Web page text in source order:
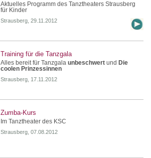
Aktuelles Programm des Tanztheaters Strausberg
für Kinder
Strausberg, 29.11.2012
Training für die Tanzgala
Alles bereit für Tanzgala unbeschwert und Die
coolen Prinzessinnen
Strausberg, 17.11.2012
Zumba-Kurs
Im Tanztheater des KSC
Strausberg, 07.08.2012